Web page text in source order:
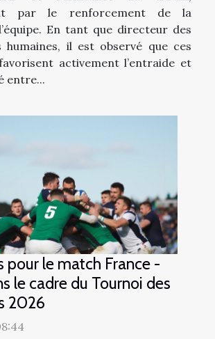
par le renforcement de la
En tant que directeur des
humaines, il est observé que ces
activement l’entraide et
entre...
pour le match France -
le cadre du Tournoi des
2026